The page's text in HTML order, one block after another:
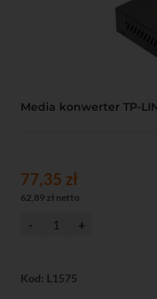
Media konwerter TP-
77,35 zł
62,89 zł netto
Kod: L1575